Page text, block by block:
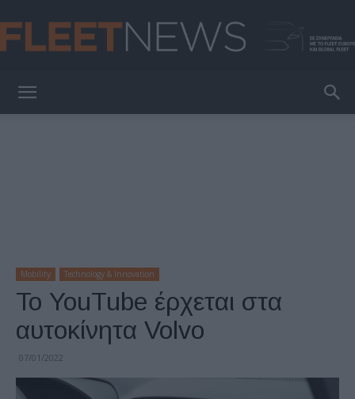
Mobility Technology & Innovation
Το YouTube έρχεται στα
αυτοκίνητα Volvo
07/01/2022